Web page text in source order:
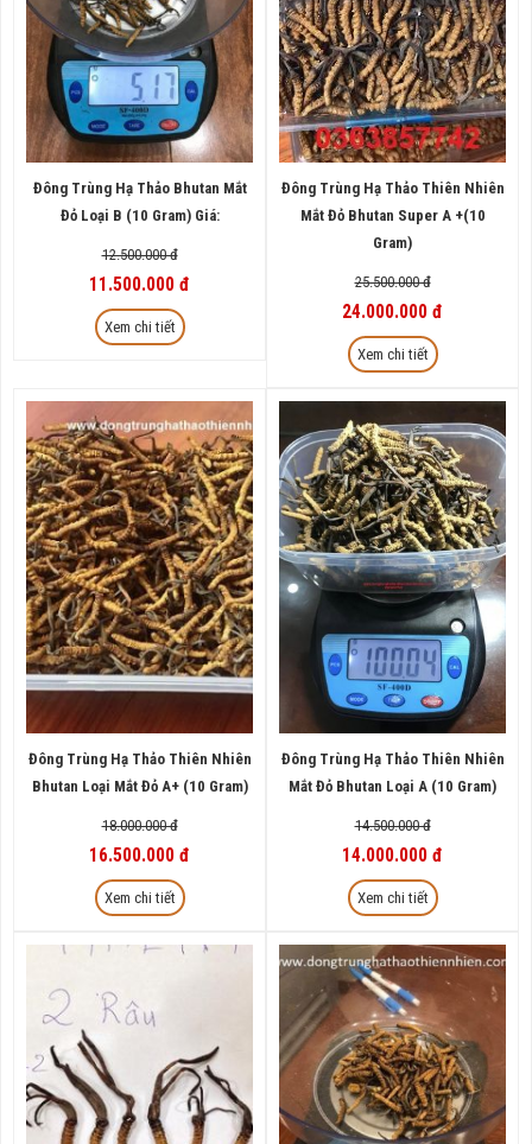
Đông Trùng Hạ Thảo Bhutan Mắt
Đỏ Loại B (10 Gram) Giá:
12.500.000 đ
11.500.000 đ
Xem chi tiết
Đông Trùng Hạ Thảo Thiên Nhiên
Mắt Đỏ Bhutan Super A +(10
Gram)
25.500.000 đ
24.000.000 đ
Xem chi tiết
Đông Trùng Hạ Thảo Thiên Nhiên
Bhutan Loại Mắt Đỏ A+ (10 Gram)
18.000.000 đ
16.500.000 đ
Xem chi tiết
Đông Trùng Hạ Thảo Thiên Nhiên
Mắt Đỏ Bhutan Loại A (10 Gram)
14.500.000 đ
14.000.000 đ
Xem chi tiết